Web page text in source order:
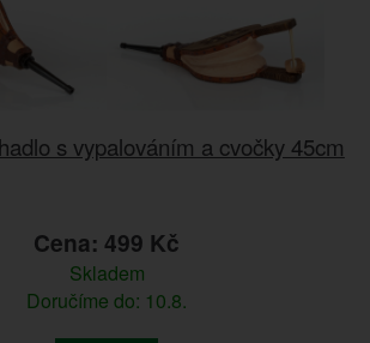
s vypalováním a cvočky 45cm
Cena: 499 Kč
Skladem
Doručíme do: 10.8.